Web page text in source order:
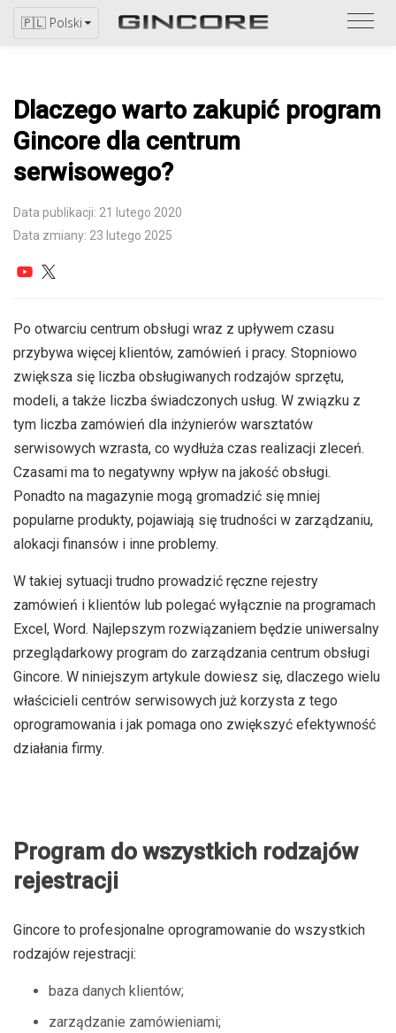
🇵🇱 Polski
Dlaczego warto zakupić program
Gincore dla centrum
serwisowego?
Data publikacji: 21 lutego 2020
Data zmiany: 23 lutego 2025
Po otwarciu centrum obsługi wraz z upływem czasu
przybywa więcej klientów, zamówień i pracy. Stopniowo
zwiększa się liczba obsługiwanych rodzajów sprzętu,
modeli, a także liczba świadczonych usług. W związku z
tym liczba zamówień dla inżynierów warsztatów
serwisowych wzrasta, co wydłuża czas realizacji zleceń.
Czasami ma to negatywny wpływ na jakość obsługi.
Ponadto na magazynie mogą gromadzić się mniej
popularne produkty, pojawiają się trudności w zarządzaniu,
alokacji finansów i inne problemy.
W takiej sytuacji trudno prowadzić ręczne rejestry
zamówień i klientów lub polegać wyłącznie na programach
Excel, Word. Najlepszym rozwiązaniem będzie uniwersalny
przeglądarkowy program do zarządzania centrum obsługi
Gincore. W niniejszym artykule dowiesz się, dlaczego wielu
właścicieli centrów serwisowych już korzysta z tego
oprogramowania i jak pomaga ono zwiększyć efektywność
działania firmy.
Program do wszystkich rodzajów
rejestracji
Gincore to profesjonalne oprogramowanie do wszystkich
rodzajów rejestracji:
baza danych klientów;
zarządzanie zamówieniami;